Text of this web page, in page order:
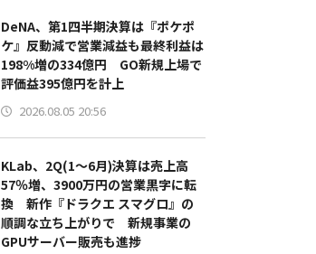
DeNA、第1四半期決算は『ポケポ
ケ』反動減で営業減益も最終利益は
198%増の334億円 GO新規上場で
評価益395億円を計上
2026.08.05 20:56
KLab、2Q(1～6月)決算は売上高
57％増、3900万円の営業黒字に転
換 新作『ドラクエ スマグロ』の
順調な立ち上がりで 新規事業の
GPUサーバー販売も進捗